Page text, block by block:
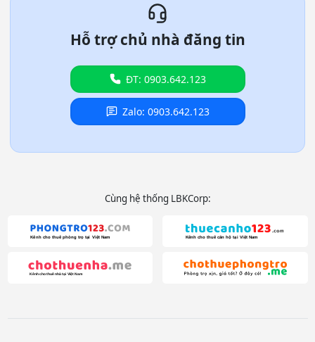
Hỗ trợ chủ nhà đăng tin
ĐT: 0903.642.123
Zalo: 0903.642.123
Cùng hệ thống LBKCorp: